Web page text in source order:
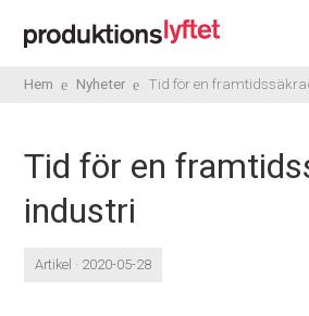
Hem Nyheter Tid för en
Tid för en
industri
Artikel · 2020-05-28